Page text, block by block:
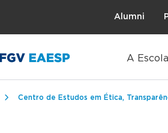
Alumni
A Escola
de navegação
Centro de Estudos em Ética,